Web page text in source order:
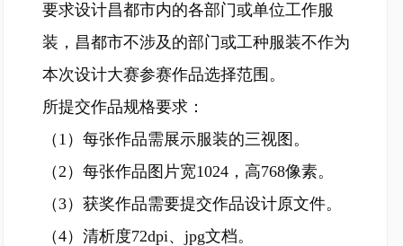
要求设计昌都市内的各部门或单位工作服
装，昌都市不涉及的部门或工种服装不作为
本次设计大赛参赛作品选择范围。
所提交作品规格要求：
（1）每张作品需展示服装的三视图。
（2）每张作品图片宽1024，高768像素。
（3）获奖作品需要提交作品设计原文件。
（4）清析度72dpi、jpg文档。